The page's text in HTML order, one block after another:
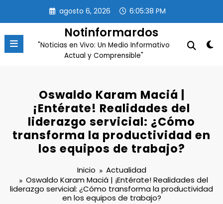
contenido
agosto 6, 2026 6:05:39 PM
Notinformardos
"Noticias en Vivo: Un Medio Informativo
Actual y Comprensible"
Oswaldo Karam Maciá |
¡Entérate! Realidades del
liderazgo servicial: ¿Cómo
transforma la productividad en
los equipos de trabajo?
Inicio
Actualidad
Oswaldo Karam Maciá | ¡Entérate! Realidades del
liderazgo servicial: ¿Cómo transforma la productividad
en los equipos de trabajo?